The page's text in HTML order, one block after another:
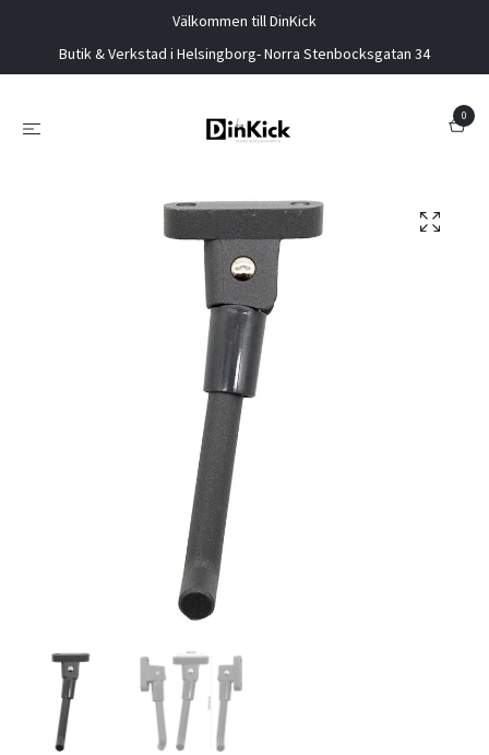
Välkommen till DinKick
Butik & Verkstad i Helsingborg- Norra Stenbocksgatan 34
0